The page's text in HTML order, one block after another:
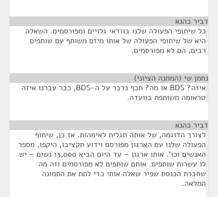
דביר כהנא
כל שיתופי הפעולה שלנו בוודאי גלויים ומפורסמים. השאלה
היא של שיתופי הפעולה של אותו מיזם משותף עם שותפים
רבים, הם לא מפורסמים.
נחמן שי (המחנה הציוני)
איזה? BDS או מה? תכף נדבר על ה-BDS, כבר עברנו איזה
טראומה משותפת בוועדה.
דביר כהנא
לצורך הדוגמה, של אותה תגלית לאימהות. אז כן, שיתוף
הפעולה שלנו עם הארגון מפורסם וידוע תקציבו, היקפו, מספר
האנשים וכו'. אותו ארגון – עד היום הביא 13,000 נשים – יש
לו עשרות שותפים. אותם שותפים לא מפורסמים וזה מה
שחברת הכנסת שפיר שאלה אותי כדי לתת את התמונה
המלאה.